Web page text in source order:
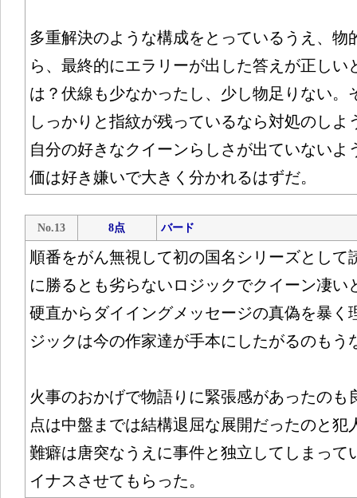
多重解決のような構成をとっているうえ、物
ら、最終的にエラリーが出した答えが正しい
は？伏線も少なかったし、少し物足りない。
しっかりと指紋が残っているなら対処のし
自分の好きなクイーンらしさが出ていないよ
価は好き嫌いで大きく分かれるはずだ。
No.13 8点 バード
順番をがん無視して初の国名シリーズとして
に勝るとも劣らないロジックでクイーン凄い
硬直からダイイングメッセージの真偽を暴く
ジックは今の作家達が手本にしたがるのもう
火事のおかげで物語りに緊張感があったのも
点は中盤までは結構退屈な展開だったのと犯
難癖は唐突なうえに事件と独立してしまって
イナスさせてもらった。